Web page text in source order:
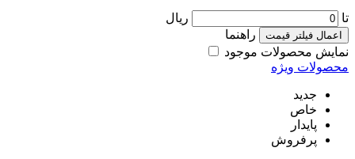
تا ریال
اعمال فیلتر قیمت
راهنما
نمایش محصولات موجود
محصولات ویژه
جدید
خاص
پایدار
پرفروش